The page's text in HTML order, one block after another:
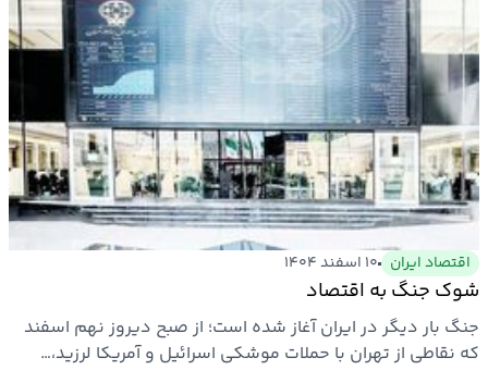
اقتصاد ایران ۱۰ اسفند ۱۴۰۴
شوک جنگ به اقتصاد
جنگ بار دیگر در ایران آغاز شده است؛ از صبح دیروز نهم اسفند
که نقاطی از تهران با حملات موشکی اسرائیل و آمریکا لرزید،…